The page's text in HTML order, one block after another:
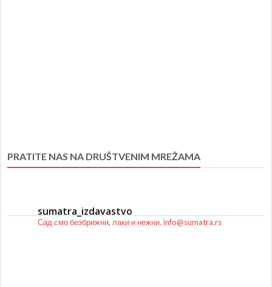
PRATITE NAS NA DRUŠTVENIM MREŽAMA
sumatra_izdavastvo
Сад смо безбрижни, лаки и нежни. info@sumatra.rs